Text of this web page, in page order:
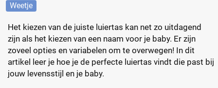
Weetje
Het kiezen van de juiste luiertas kan net zo uitdagend
zijn als het kiezen van een naam voor je baby. Er zijn
zoveel opties en variabelen om te overwegen! In dit
artikel leer je hoe je de perfecte luiertas vindt die past bij
jouw levensstijl en je baby.